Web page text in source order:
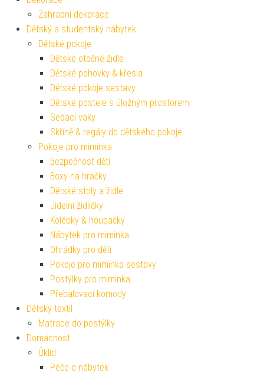
Zahradní dekorace
Dětský a studentský nábytek
Dětské pokoje
Dětské otočné židle
Dětské pohovky & křesla
Dětské pokoje sestavy
Dětské postele s úložným prostorem
Sedací vaky
Skříně & regály do dětského pokoje
Pokoje pro miminka
Bezpečnost dětí
Boxy na hračky
Dětské stoly a židle
Jídelní židličky
Kolébky & houpačky
Nábytek pro miminka
Ohrádky pro děti
Pokoje pro miminka sestavy
Postýlky pro miminka
Přebalovací komody
Dětský textil
Matrace do postýlky
Domácnost
Úklid
Péče o nábytek